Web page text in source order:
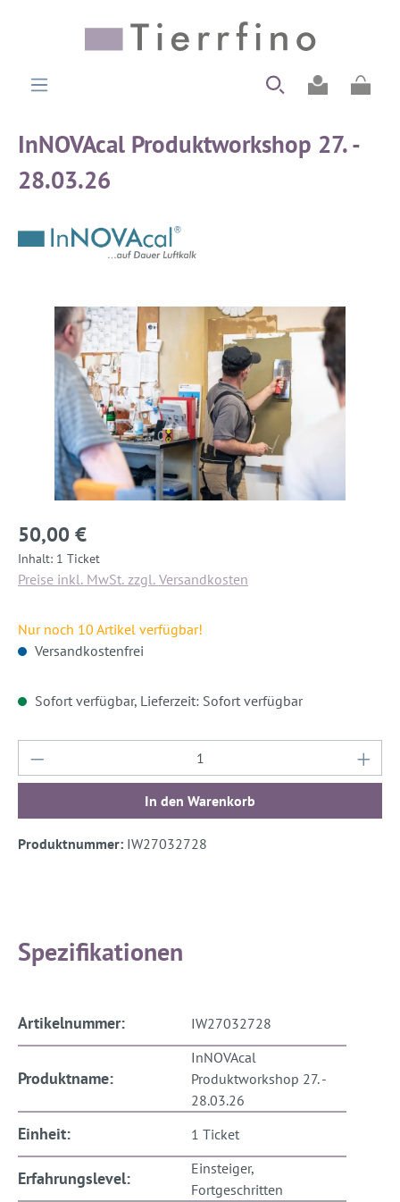
InNOVAcal Produktworkshop 27. -
28.03.26
Bildergalerie überspringen
50,00 €
Inhalt: 1 Ticket
Preise inkl. MwSt. zzgl. Versandkosten
Nur noch 10 Artikel verfügbar!
Versandkostenfrei
Sofort verfügbar, Lieferzeit: Sofort verfügbar
Produkt Anzahl: Gib den gewünschten
In den Warenkorb
Produktnummer: IW27032728
Spezifikationen
Artikelnummer: IW27032728
Produktname:
InNOVAcal
Produktworkshop 27. -
28.03.26
Einheit: 1 Ticket
Erfahrungslevel:
Einsteiger,
Fortgeschritten